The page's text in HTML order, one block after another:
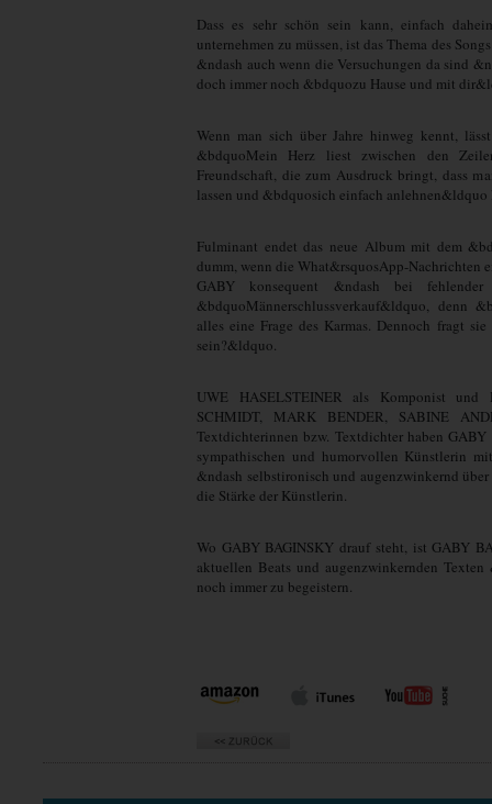
Dass es sehr schön sein kann, einfach
unternehmen zu müssen, ist das Thema des
&ndash auch wenn die Versuchungen da sind
doch immer noch &bdquozu Hause und mit
Wenn man sich über Jahre hinweg kennt,
&bdquoMein Herz liest zwischen den
Freundschaft, die zum Ausdruck bringt, dass
lassen und &bdquosich einfach anlehnen&ldquo
Fulminant endet das neue Album mit dem
dumm, wenn die What&rsquosApp-Nachrichten
GABY konsequent &ndash bei
&bdquoMännerschlussverkauf&ldquo, denn
alles eine Frage des Karmas. Dennoch fragt
sein?&ldquo.
UWE HASELSTEINER als Komponist und
SCHMIDT, MARK BENDER, SABINE
Textdichterinnen bzw. Textdichter haben
sympathischen und humorvollen Künstlerin
&ndash selbstironisch und augenzwinkernd
die Stärke der Künstlerin.
Wo GABY BAGINSKY drauf steht, ist GABY
aktuellen Beats und augenzwinkernden
noch immer zu begeistern.